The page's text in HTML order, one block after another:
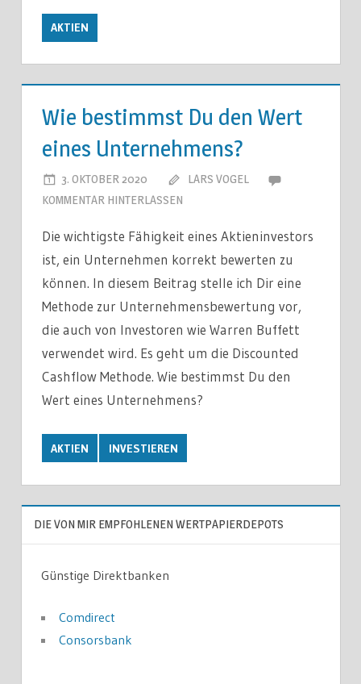
AKTIEN
Wie bestimmst Du den Wert
eines Unternehmens?
3. OKTOBER 2020
LARS VOGEL
KOMMENTAR HINTERLASSEN
Die wichtigste Fähigkeit eines Aktieninvestors
ist, ein Unternehmen korrekt bewerten zu
können. In diesem Beitrag stelle ich Dir eine
Methode zur Unternehmensbewertung vor,
die auch von Investoren wie Warren Buffett
verwendet wird. Es geht um die Discounted
Cashflow Methode. Wie bestimmst Du den
Wert eines Unternehmens?
AKTIEN INVESTIEREN
DIE VON MIR EMPFOHLENEN WERTPAPIERDEPOTS
Günstige Direktbanken
Comdirect
Consorsbank